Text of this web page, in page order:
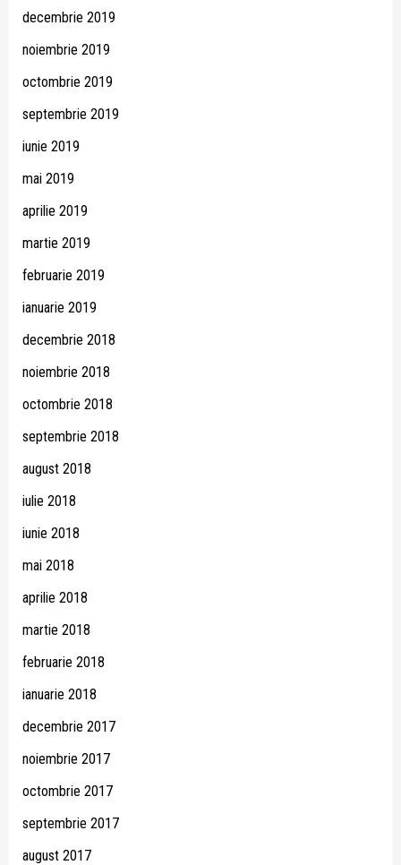
decembrie 2019
noiembrie 2019
octombrie 2019
septembrie 2019
iunie 2019
mai 2019
aprilie 2019
martie 2019
februarie 2019
ianuarie 2019
decembrie 2018
noiembrie 2018
octombrie 2018
septembrie 2018
august 2018
iulie 2018
iunie 2018
mai 2018
aprilie 2018
martie 2018
februarie 2018
ianuarie 2018
decembrie 2017
noiembrie 2017
octombrie 2017
septembrie 2017
august 2017